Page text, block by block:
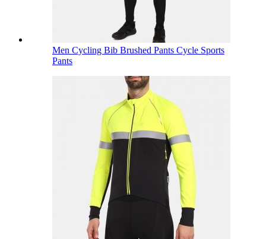
Men Cycling Bib Brushed Pants Cycle Sports
Pants